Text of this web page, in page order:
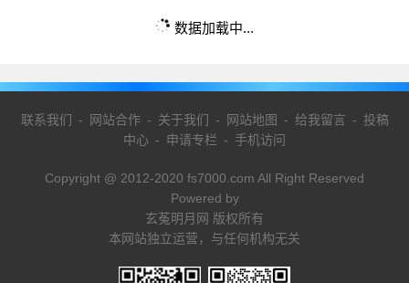
数据加载中...
联系我们 - 网站合作- 关于我们 - 网站地图 - 给我留言 - 投稿
中心 - 申请专栏 - 手机访问
Copyright @ 2012-2020 fs7000.com All Right Reserved
Powered by
玄菟明月网 版权所有
本网站独立运营，与任何机构无关